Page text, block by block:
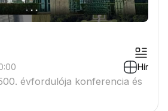
Hír
évfordulója konferencia és